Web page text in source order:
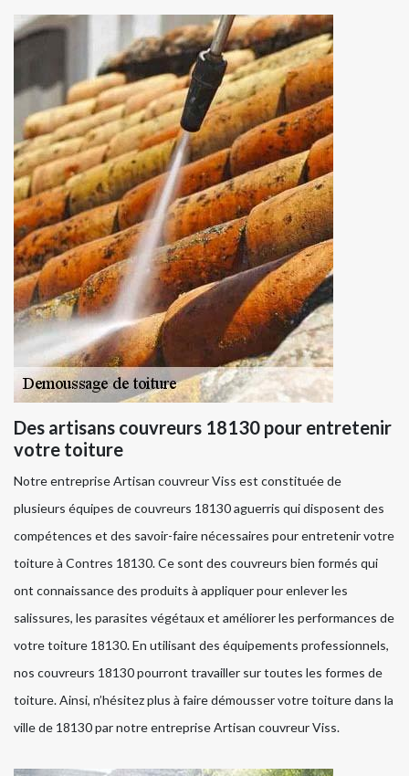
Des artisans couvreurs 18130 pour entretenir
votre toiture
Notre entreprise Artisan couvreur Viss est constituée de
plusieurs équipes de couvreurs 18130 aguerris qui disposent des
compétences et des savoir-faire nécessaires pour entretenir votre
toiture à Contres 18130. Ce sont des couvreurs bien formés qui
ont connaissance des produits à appliquer pour enlever les
salissures, les parasites végétaux et améliorer les performances de
votre toiture 18130. En utilisant des équipements professionnels,
nos couvreurs 18130 pourront travailler sur toutes les formes de
toiture. Ainsi, n’hésitez plus à faire démousser votre toiture dans la
ville de 18130 par notre entreprise Artisan couvreur Viss.